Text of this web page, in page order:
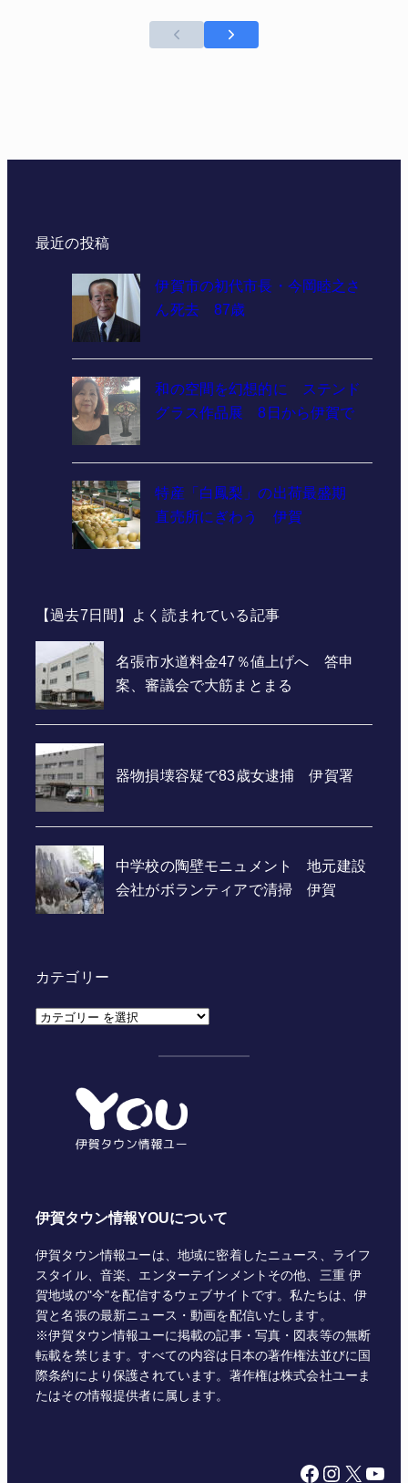
最近の投稿
伊賀市の初代市長・今岡睦之さ
ん死去 87歳
和の空間を幻想的に ステンド
グラス作品展 8日から伊賀で
特産「白鳳梨」の出荷最盛期
直売所にぎわう 伊賀
【過去7日間】よく読まれている記事
カテゴリー
カ
伊賀タウン情報YOUについて
伊賀タウン情報ユーは、地域に密着したニュース、ライフ
スタイル、音楽、エンターテインメントその他、三重 伊
賀地域の"今"を配信するウェブサイトです。私たちは、伊
賀と名張の最新ニュース・動画を配信いたします。
※伊賀タウン情報ユーに掲載の記事・写真・図表等の無断
転載を禁じます。すべての内容は日本の著作権法並びに国
際条約により保護されています。著作権は株式会社ユーま
たはその情報提供者に属します。
Facebook Instagram X YouTube